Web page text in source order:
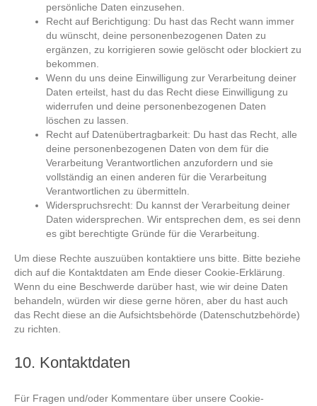
persönliche Daten einzusehen.
Recht auf Berichtigung: Du hast das Recht wann immer
du wünscht, deine personenbezogenen Daten zu
ergänzen, zu korrigieren sowie gelöscht oder blockiert zu
bekommen.
Wenn du uns deine Einwilligung zur Verarbeitung deiner
Daten erteilst, hast du das Recht diese Einwilligung zu
widerrufen und deine personenbezogenen Daten
löschen zu lassen.
Recht auf Datenübertragbarkeit: Du hast das Recht, alle
deine personenbezogenen Daten von dem für die
Verarbeitung Verantwortlichen anzufordern und sie
vollständig an einen anderen für die Verarbeitung
Verantwortlichen zu übermitteln.
Widerspruchsrecht: Du kannst der Verarbeitung deiner
Daten widersprechen. Wir entsprechen dem, es sei denn
es gibt berechtigte Gründe für die Verarbeitung.
Um diese Rechte auszuüben kontaktiere uns bitte. Bitte beziehe
dich auf die Kontaktdaten am Ende dieser Cookie-Erklärung.
Wenn du eine Beschwerde darüber hast, wie wir deine Daten
behandeln, würden wir diese gerne hören, aber du hast auch
das Recht diese an die Aufsichtsbehörde (Datenschutzbehörde)
zu richten.
10. Kontaktdaten
Für Fragen und/oder Kommentare über unsere Cookie-